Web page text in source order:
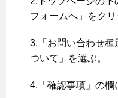
フォームへ」をクリ
3.「お問い合わせ種
ついて」を選ぶ。
4.「確認事項」の欄